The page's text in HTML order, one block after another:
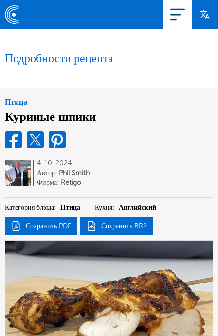
Подробности рецепта
Птица
Куриные шпики
4. 10. 2024
Автор: Phil Smith
Фирма: Retigo
Категория блюда: Птица Кухня: Английский
Сохранить PDF Сохранить BR2